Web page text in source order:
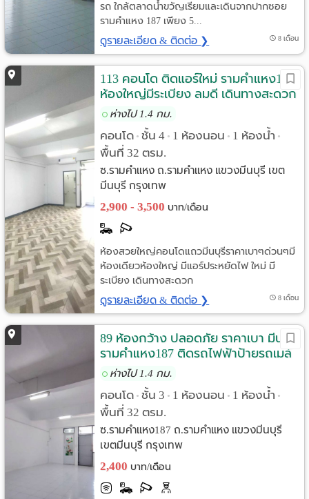
รถ ใกล้ตลาดน้ำขวัญเรียมและเดินจากปากซอย
รามคำแหง 187 เพียง 5...
ดูรายละเอียด & ติดต่อ ❯ 8 เดือน
113 คอนโด ติดแอร์ใหม่ รามคำแหง187
ห้องใหญ่มีระเบียง ลมดี เดินทางสะดวก
ห่างไป 1.4 กม.
คอนโด • ชั้น 4 • 1 ห้องนอน • 1 ห้องน้ำ •
พื้นที่ 32 ตรม.
ซ.รามคำแหง ถ.รามคำแหง แขวงมีนบุรี เขต
มีนบุรี กรุงเทพ
2,900 - 3,500 บาท/เดือน
ห้องสวยใหญ่คอนโดแถวมีนบุรีราคาเบาๆด่วนๆมี
ห้องเดียวห้องใหญ่ มีแอร์ประหยัดไฟ ใหม่ มี
ระเบียง เดินทางสะดวก
ดูรายละเอียด & ติดต่อ ❯ 8 เดือน
89 ห้องกว้าง ปลอดภัย ราคาเบา มีนบุรี
รามคำแหง187 ติดรถไฟฟ้าป้ายรถเมล์
ห่างไป 1.4 กม.
คอนโด • ชั้น 3 • 1 ห้องนอน • 1 ห้องน้ำ •
พื้นที่ 32 ตรม.
ซ.รามคำแหง187 ถ.รามคำแหง แขวงมีนบุรี
เขตมีนบุรี กรุงเทพ
2,400 บาท/เดือน